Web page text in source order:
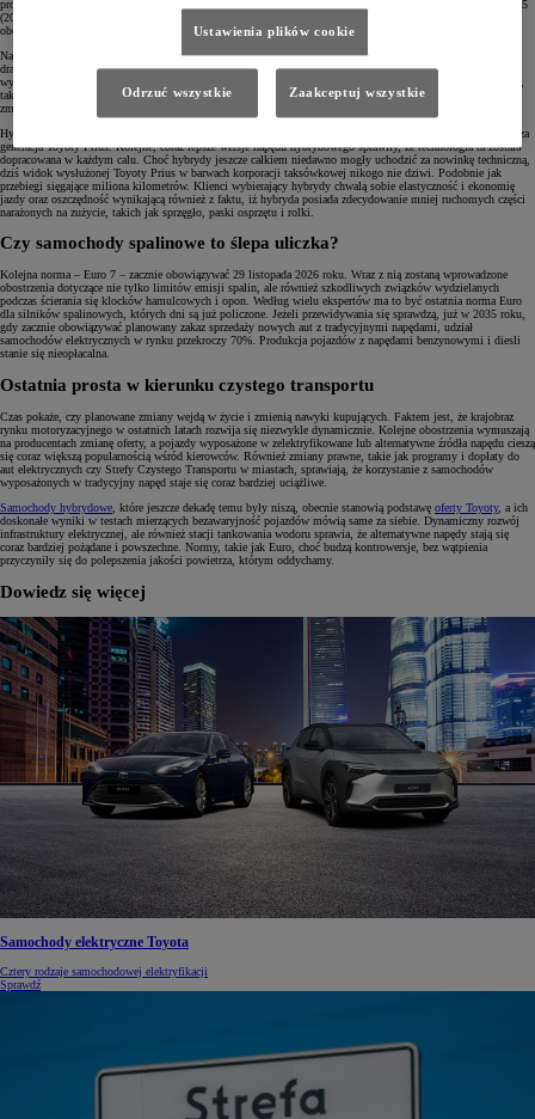
producentach stosowanie bardziej zaawansowanych technologii, takich jak katalizatory. Euro 4 (2005) i Euro 5
(2009) po raz kolejny obniżyły dopuszczalne poziomy emisji, szczególnie dla silników Diesla. Efektem tych
obostrzeń było m.in. powszechne wprowadzenie filtrów cząstek stałych (DPF) w dieslach.
Najnowsza norma – Euro 6 – obowiązuje od 2014 roku, choć wiele razy ją aktualizowano. W efekcie
drastycznego ograniczenia emisji tlenków azotu i cząstek stałych, zwłaszcza w pojazdach z silnikami
wysokoprężnymi, producenci zostali zmuszeni do zastosowania jeszcze bardziej zaawansowanych technologii,
takich jak systemy oczyszczania spalin wykorzystujące AdBlue czyli wodny roztwór mocznika, który
zmieszany ze spalinami oczyszcza je.
Hybrydy tradycyjne istnieją na rynku bardzo długo, a konkretnie od 1997 roku, kiedy premierę miała pierwsza
generacja Toyoty Prius. Kolejne, coraz lepsze wersje napędu hybrydowego sprawiły, że technologia ta została
dopracowana w każdym calu. Choć hybrydy jeszcze całkiem niedawno mogły uchodzić za nowinkę techniczną,
dziś widok wysłużonej Toyoty Prius w barwach korporacji taksówkowej nikogo nie dziwi. Podobnie jak
przebiegi sięgające miliona kilometrów. Klienci wybierający hybrydy chwalą sobie elastyczność i ekonomię
jazdy oraz oszczędność wynikającą również z faktu, iż hybryda posiada zdecydowanie mniej ruchomych części
narażonych na zużycie, takich jak sprzęgło, paski osprzętu i rolki.
Czy samochody spalinowe to ślepa uliczka?
Kolejna norma – Euro 7 – zacznie obowiązywać 29 listopada 2026 roku. Wraz z nią zostaną wprowadzone
obostrzenia dotyczące nie tylko limitów emisji spalin, ale również szkodliwych związków wydzielanych
podczas ścierania się klocków hamulcowych i opon. Według wielu ekspertów ma to być ostatnia norma Euro
dla silników spalinowych, których dni są już policzone. Jeżeli przewidywania się sprawdzą, już w 2035 roku,
gdy zacznie obowiązywać planowany zakaz sprzedaży nowych aut z tradycyjnymi napędami, udział
samochodów elektrycznych w rynku przekroczy 70%. Produkcja pojazdów z napędami benzynowymi i diesli
stanie się nieopłacalna.
Ostatnia prosta w kierunku czystego transportu
Czas pokaże, czy planowane zmiany wejdą w życie i zmienią nawyki kupujących. Faktem jest, że krajobraz
rynku motoryzacyjnego w ostatnich latach rozwija się niezwykle dynamicznie. Kolejne obostrzenia wymuszają
na producentach zmianę oferty, a pojazdy wyposażone w zelektryfikowane lub alternatywne źródła napędu cieszą
się coraz większą popularnością wśród kierowców. Również zmiany prawne, takie jak programy i dopłaty do
aut elektrycznych czy Strefy Czystego Transportu w miastach, sprawiają, że korzystanie z samochodów
wyposażonych w tradycyjny napęd staje się coraz bardziej uciążliwe.
Samochody hybrydowe, które jeszcze dekadę temu były niszą, obecnie stanowią podstawę oferty Toyoty, a ich
doskonałe wyniki w testach mierzących bezawaryjność pojazdów mówią same za siebie. Dynamiczny rozwój
infrastruktury elektrycznej, ale również stacji tankowania wodoru sprawia, że alternatywne napędy stają się
coraz bardziej pożądane i powszechne. Normy, takie jak Euro, choć budzą kontrowersje, bez wątpienia
przyczyniły się do polepszenia jakości powietrza, którym oddychamy.
Dowiedz się więcej
Samochody elektryczne Toyota
Cztery rodzaje samochodowej elektryfikacji
Sprawdź
Ustawienia plików cookie
Odrzuć wszystkie Zaakceptuj wszystkie